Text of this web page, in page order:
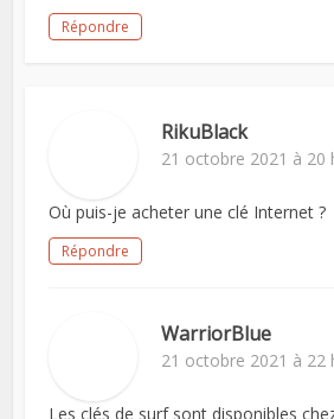
Répondre
RikuBlack
21 octobre 2021 à 20
Où puis-je acheter une clé Internet ?
Répondre
WarriorBlue
21 octobre 2021 à 22
Les clés de surf sont disponibles